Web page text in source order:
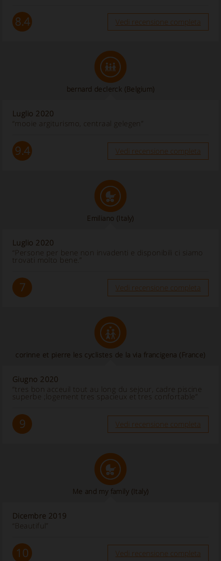
8.4 Vedi recensione completa
bernard declerck (Belgium)
Luglio 2020
“mooie argiturismo, centraal gelegen”
9.4 Vedi recensione completa
Emiliano (Italy)
Luglio 2020
“Persone per bene non invadenti e disponibili ci siamo
trovati molto bene.”
7 Vedi recensione completa
corinne et pierre les cyclistes de la via francigena (France)
Giugno 2020
“tres bon acceuil tout au long du sejour, cadre piscine
superbe ;logement tres spacieux et tres confortable”
9 Vedi recensione completa
Me and my family (Italy)
Dicembre 2019
“Beautiful”
10 Vedi recensione completa